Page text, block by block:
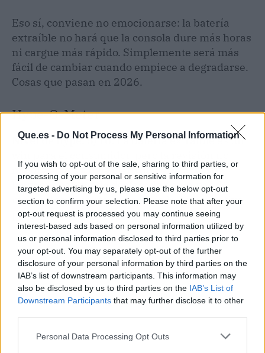
Que.es - Do Not Process My Personal Information
If you wish to opt-out of the sale, sharing to third parties, or
processing of your personal or sensitive information for
targeted advertising by us, please use the below opt-out
section to confirm your selection. Please note that after your
opt-out request is processed you may continue seeing
interest-based ads based on personal information utilized by
us or personal information disclosed to third parties prior to
your opt-out. You may separately opt-out of the further
disclosure of your personal information by third parties on the
IAB’s list of downstream participants. This information may
also be disclosed by us to third parties on the IAB’s List of
Downstream Participants that may further disclose it to other
Personal Data Processing Opt Outs
Eso sí, conviene no emocionarse: la batería
extraíble no hará que la consola dure más horas
ni cargue más rápido. Simplemente será más
fácil de cambiar cuando empiece a degradarse.
Cosas que pasan en 2026.
Hype-O-Meter
Nivel de hype: 5/10.La batería extraíble es un
mejora specs y deja claro que el modelo de
lanzamiento queda desfasado en un par de
meses. Interesante, pero ni de lejos un motivo
para renovar.